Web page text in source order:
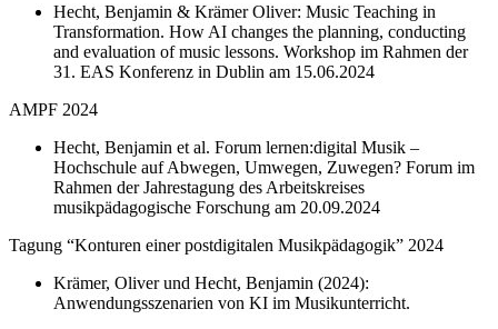
Hecht, Benjamin & Krämer Oliver: Music Teaching in
Transformation. How AI changes the planning, conducting
and evaluation of music lessons. Workshop im Rahmen der
31. EAS Konferenz in Dublin am 15.06.2024
AMPF 2024
Hecht, Benjamin et al. Forum lernen:digital Musik –
Hochschule auf Abwegen, Umwegen, Zuwegen? Forum im
Rahmen der Jahrestagung des Arbeitskreises
musikpädagogische Forschung am 20.09.2024
Tagung “Konturen einer postdigitalen Musikpädagogik” 2024
Krämer, Oliver und Hecht, Benjamin (2024):
Anwendungsszenarien von KI im Musikunterricht.